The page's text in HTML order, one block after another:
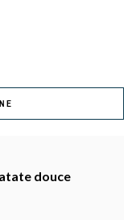
douce